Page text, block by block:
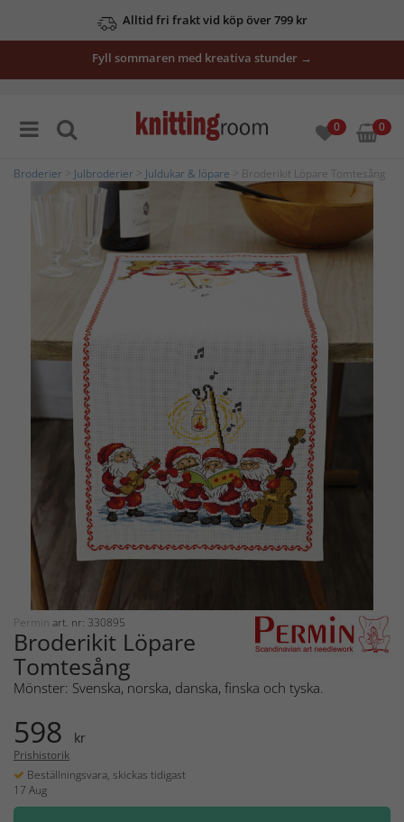
Alltid fri frakt vid köp över 799 kr
Fyll sommaren med kreativa stunder →
0 0
Broderier Julbroderier Juldukar & löpare > Broderikit Löpare Tomtesång
Permin art. nr: 330895
Broderikit Löpare
Tomtesång
Mönster: Svenska, norska, danska, finska och tyska.
598 kr
Prishistorik
Beställningsvara, skickas tidigast
17 Aug